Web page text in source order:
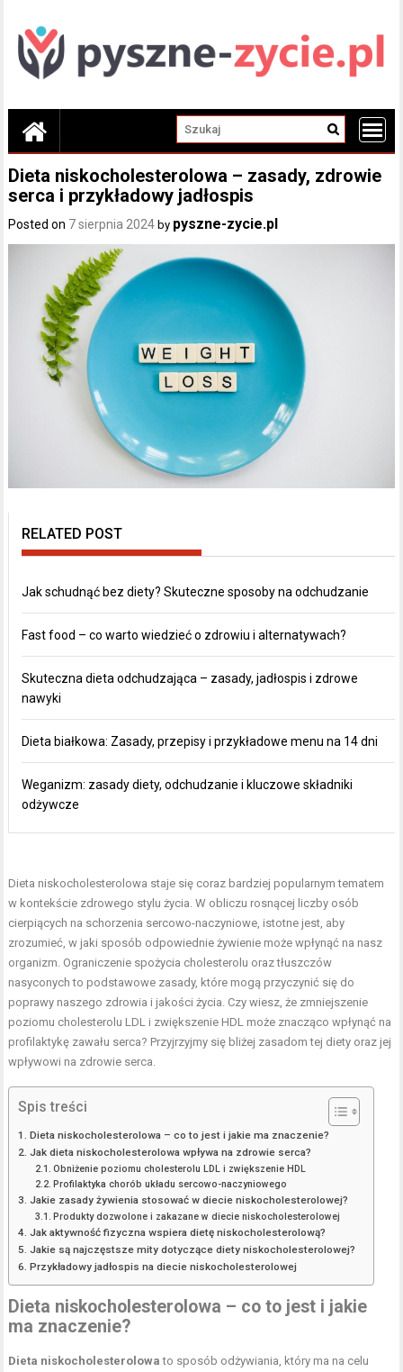
content
Dieta niskocholesterolowa – zasady, zdrowie
serca i przykładowy jadłospis
Posted on 7 sierpnia 2024 by pyszne-zycie.pl
RELATED POST
Jak schudnąć bez diety? Skuteczne sposoby na odchudzanie
Fast food – co warto wiedzieć o zdrowiu i alternatywach?
Skuteczna dieta odchudzająca – zasady, jadłospis i zdrowe
nawyki
Dieta białkowa: Zasady, przepisy i przykładowe menu na 14 dni
Weganizm: zasady diety, odchudzanie i kluczowe składniki
odżywcze
Dieta niskocholesterolowa staje się coraz bardziej popularnym tematem
w kontekście zdrowego stylu życia. W obliczu rosnącej liczby osób
cierpiących na schorzenia sercowo-naczyniowe, istotne jest, aby
zrozumieć, w jaki sposób odpowiednie żywienie może wpłynąć na nasz
organizm. Ograniczenie spożycia cholesterolu oraz tłuszczów
nasyconych to podstawowe zasady, które mogą przyczynić się do
poprawy naszego zdrowia i jakości życia. Czy wiesz, że zmniejszenie
poziomu cholesterolu LDL i zwiększenie HDL może znacząco wpłynąć na
profilaktykę zawału serca? Przyjrzyjmy się bliżej zasadom tej diety oraz jej
wpływowi na zdrowie serca.
Spis treści
Dieta niskocholesterolowa – co to jest i jakie ma znaczenie?
Jak dieta niskocholesterolowa wpływa na zdrowie serca?
Obniżenie poziomu cholesterolu LDL i zwiększenie HDL
Profilaktyka chorób układu sercowo-naczyniowego
Jakie zasady żywienia stosować w diecie niskocholesterolowej?
Produkty dozwolone i zakazane w diecie niskocholesterolowej
Jak aktywność fizyczna wspiera dietę niskocholesterolową?
Jakie są najczęstsze mity dotyczące diety niskocholesterolowej?
Przykładowy jadłospis na diecie niskocholesterolowej
Dieta niskocholesterolowa – co to jest i jakie
ma znaczenie?
Dieta niskocholesterolowa to sposób odżywiania, który ma na celu